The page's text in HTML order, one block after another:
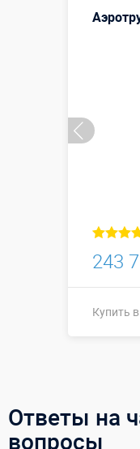
243
Купить
Ответы на
вопросы